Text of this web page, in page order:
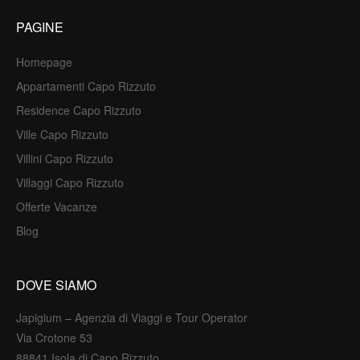
PAGINE
Homepage
Appartamenti Capo Rizzuto
Residence Capo Rizzuto
Ville Capo Rizzuto
Villini Capo Rizzuto
Villaggi Capo Rizzuto
Offerte Vacanze
Blog
DOVE SIAMO
Japigium – Agenzia di Viaggi e Tour Operator
Via Crotone 53